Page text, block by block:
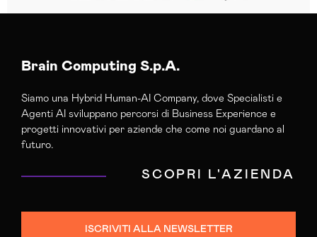
Brain Computing S.p.A.
Siamo una Hybrid Human-AI Company, dove Specialisti e
Agenti AI sviluppano percorsi di Business Experience e
progetti innovativi per aziende che come noi guardano al
futuro.
SCOPRI L'AZIENDA
ISCRIVITI ALLA NEWSLETTER